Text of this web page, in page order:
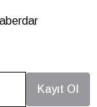
Kayıt Ol